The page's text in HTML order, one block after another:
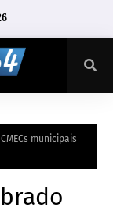
municipais